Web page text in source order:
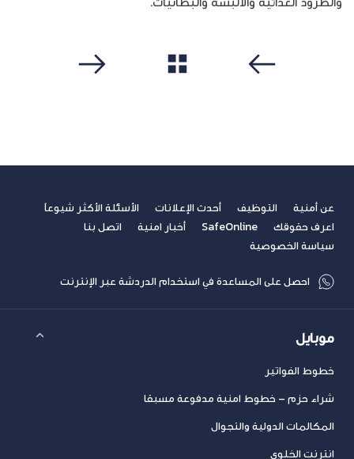
عن أمنية التوظيف أحدث الإعلانات
الأسئلة الأكثر شيوعاً
اعرف حقوقك
SafeOnline أخبار امنية
اتصل بنا
سياسة الخصوصية
احصل على المساعدة في استخدام الدردشة عبر الإنترنت
موبايل
خطوط الفواتير
شراء حزم – خطوط امنية مدفوعة مسبقا
المكالمات الدولية والتجوال
انترنت الخلوي